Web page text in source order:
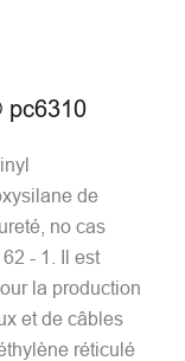
pc6310
de
no cas
- 1. Il est
la production
et de câbles
réticulé